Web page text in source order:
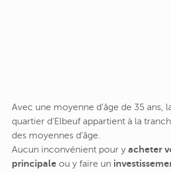
Avec une moyenne d'âge de 35 ans,
quartier d'Elbeuf appartient à la
des moyennes d'âge.
Aucun inconvénient pour y acheter
principale ou y faire un